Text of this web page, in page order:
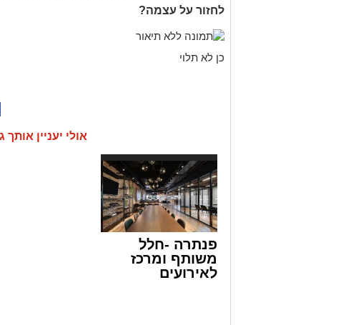
לחזור על עצמה?
כן לא תלוי
אולי יעניין אותך
פנתרה -חלל
משותף ומרכז
לאירועים